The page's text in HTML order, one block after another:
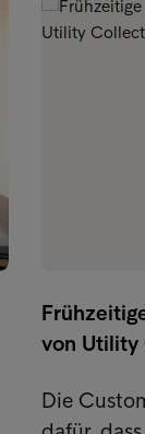
von Utility
Die